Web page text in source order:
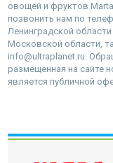
овощей и фруктов
позвонить нам по
Ленинградской
Московской области,
info@ultraplanet.ru.
размещенная на сайте
является публичной